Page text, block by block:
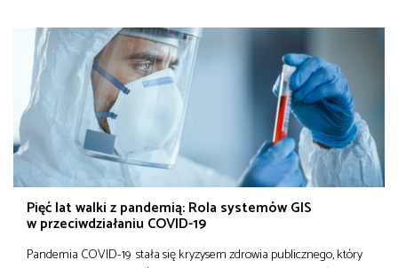
Pięć lat walki z pandemią: Rola systemów GIS
w przeciwdziałaniu COVID-19
Pandemia COVID-19 stała się kryzysem zdrowia publicznego, który